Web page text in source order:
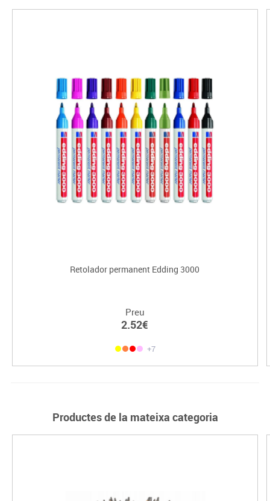
Retolador permanent Edding 3000
Preu
2.52€
+7
Productes de la mateixa categoria